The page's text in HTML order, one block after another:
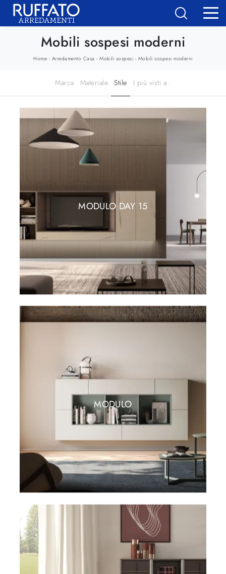
Mobili sospesi moderni
Home - Arredamento Casa -Mobili sospesi - Mobili sospesi moderni
Marca Materiale Stile I più visti a :
MODULO DAY 15
MODULO